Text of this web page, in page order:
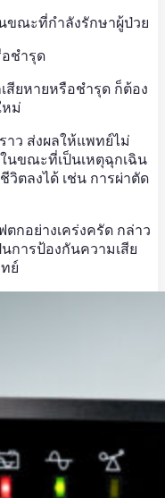
ขณะที่กำลังรักษาผู้ป่วย
อชำรุด
สียหายหรือชำรุด ก็ต้อง
หม่
าว ส่งผลให้แพทย์ไม่
นขณะที่เป็นเหตุฉุกเฉิน
วิตลงได้ เช่น การผ่าตัด
กอย่างเคร่งครัด กล่าว
การป้องกันความเสีย
ย์